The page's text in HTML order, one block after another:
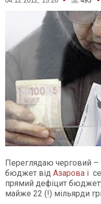
Переглядаю черговий
бюджет від Азарова і
прямий дефіцит
майже 22 (!) мільярди